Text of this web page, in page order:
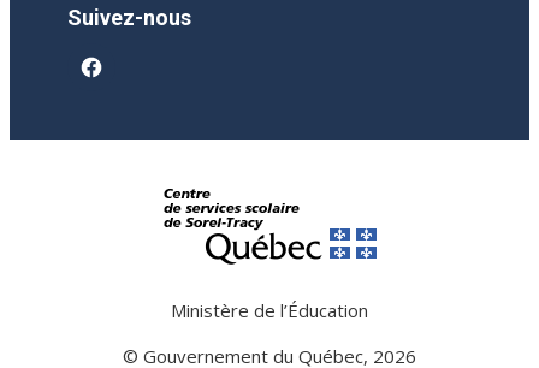
Suivez-nous
facebook
Ministère de l’Éducation
© Gouvernement du Québec, 2026